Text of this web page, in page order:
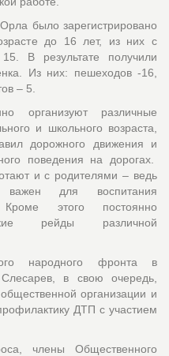
было зарегистрировано
до 16 лет, из них с
В результате получили
Из них: пешеходов -16,
– 5.
организуют различные
и школьного возраста,
дорожного движения и
поведения на дорогах.
и с родителями – ведь
для воспитания
этого постоянно
рейды различной
народного фронта в
в свою очередь,
организации и
ДТП с участием
члены Общественного